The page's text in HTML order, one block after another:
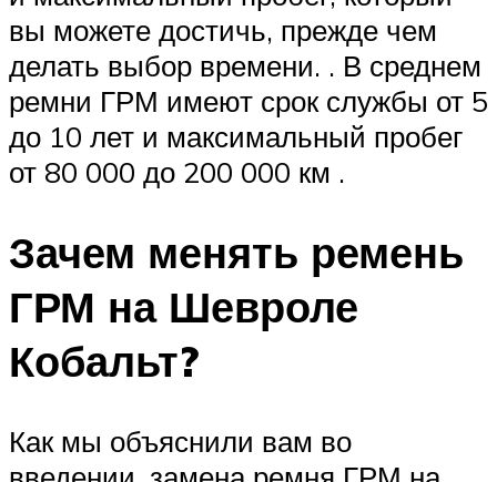
вы можете достичь, прежде чем
делать выбор времени. . В среднем
ремни ГРМ имеют срок службы от 5
до 10 лет и максимальный пробег
от 80 000 до 200 000 км .
Зачем менять ремень
ГРМ на Шевроле
Кобальт?
Как мы объяснили вам во